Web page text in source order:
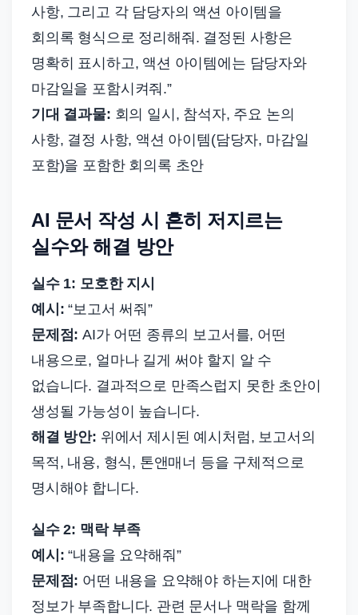
사항, 그리고 각 담당자의 액션 아이템을
회의록 형식으로 정리해줘. 결정된 사항은
명확히 표시하고, 액션 아이템에는 담당자와
마감일을 포함시켜줘.”
기대 결과물: 회의 일시, 참석자, 주요 논의
사항, 결정 사항, 액션 아이템(담당자, 마감일
포함)을 포함한 회의록 초안
AI 문서 작성 시 흔히 저지르는
실수와 해결 방안
실수 1: 모호한 지시
예시: “보고서 써줘”
문제점: AI가 어떤 종류의 보고서를, 어떤
내용으로, 얼마나 길게 써야 할지 알 수
없습니다. 결과적으로 만족스럽지 못한 초안이
생성될 가능성이 높습니다.
해결 방안: 위에서 제시된 예시처럼, 보고서의
목적, 내용, 형식, 톤앤매너 등을 구체적으로
명시해야 합니다.
실수 2: 맥락 부족
예시: “내용을 요약해줘”
문제점: 어떤 내용을 요약해야 하는지에 대한
정보가 부족합니다. 관련 문서나 맥락을 함께